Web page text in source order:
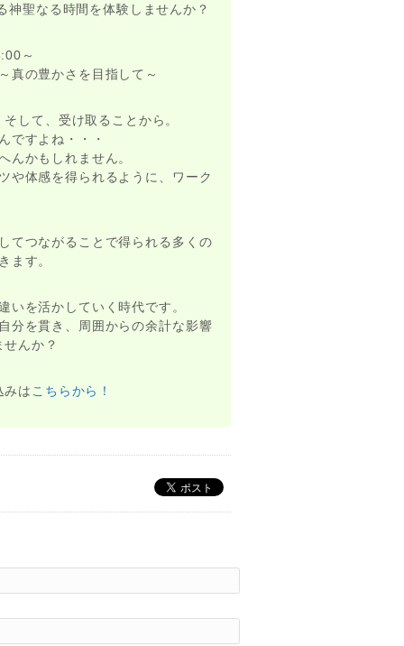
聖なる時間を体験しませんか？
～
真の豊かさを目指して～
して、受け取ることから。
ですよね・・・
んかもしれません。
や体感を得られるように、ワーク
てつながることで得られる多くの
ます。
いを活かしていく時代です。
分を貫き、周囲からの余計な影響
んか？
みは こちらから！